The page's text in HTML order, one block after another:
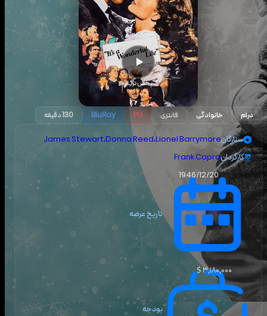
پخش تریلر
درام خانوادگی فانتزی PG
BluRay 130 دقیقه
ستارگان James Stewart،Donna Reed،Lionel Barrymore
کارگردانFrank Capra
تاریخ عرضه
1946/12/20
بودجه
۳٬۱۸۰٬۰۰۰ $